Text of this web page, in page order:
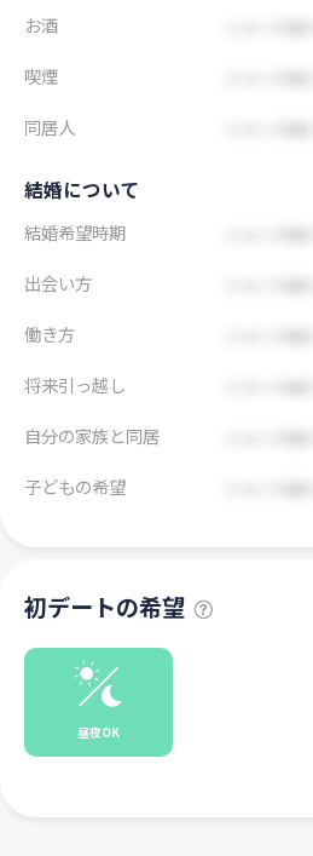
お酒
喫煙
同居人
結婚について
結婚希望時期
出会い方
働き方
将来引っ越し
自分の家族と同居
子どもの希望
初デートの希望
昼夜OK